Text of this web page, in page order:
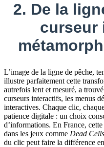
2. De la
curseur
L’image de la ligne de pêche,
illustre parfaitement cette
autrefois lent et mesuré, a
curseurs interactifs, les menus
interactives. Chaque clic,
patience digitale : un choix
d’informations. En France,
dans les jeux comme Dead Cells
du clic peut faire la différence